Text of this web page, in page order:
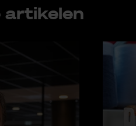
ar­ti­ke­len